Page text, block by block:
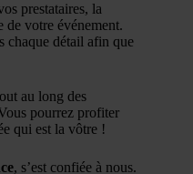
prestataires, la
de votre événement.
chaque détail afin que
au long des
pourrez profiter
qui est la vôtre !
, s’est confiée à nous.